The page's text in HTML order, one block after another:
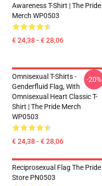
Awareness T-Shirt | The Pride
Merch WP0503
€ 24,38 - € 28,06
Omnisexual T-Shirts -
Genderfluid Flag, With
Omnisexual Heart Classic T-
Shirt | The Pride Merch
WP0503
€ 24,38 - € 28,06
-20%
Reciprosexual Flag The Pride
Store PN0503